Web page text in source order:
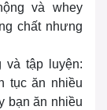
và whey
chất nhưng
và tập luyện:
tục ăn nhiều
bạn ăn nhiều